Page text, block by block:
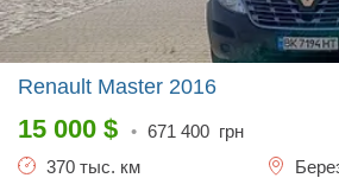
Renault Master 2016
15 000 $ • 671 400 грн
370 тыс. км